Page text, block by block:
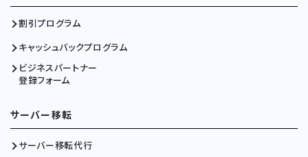
割引プログラム
キャッシュバックプログラム
ビジネスパートナー
登録フォーム
サーバー移転
サーバー移転代行